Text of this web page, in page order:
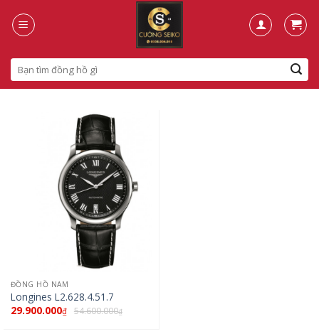
Search
for:
ĐỒNG HỒ NAM
Longines L2.628.4.51.7
29.900.000₫ 54.600.000₫